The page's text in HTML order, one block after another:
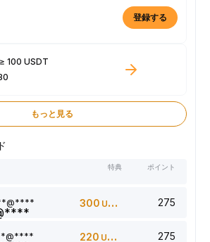
登録する
100 USDT
もっと見る
特典 ポイント
300 USDT 275
220 USDT 275